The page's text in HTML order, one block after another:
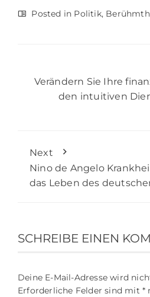
Posted in Politik,
Verändern Sie Ihre
den intuitiven
Next
Nino de Angelo
das Leben des
SCHREIBE EINEN
Deine E-Mail-Adresse wird
Erforderliche Felder sind mit *